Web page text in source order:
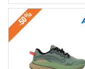
-50%